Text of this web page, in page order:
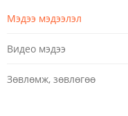
Мэдээ мэдээлэл
Видео мэдээ
Зөвлөмж, зөвлөгөө